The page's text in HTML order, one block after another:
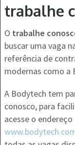
trabalhe
O trabalhe
buscar uma vaga
referência de
modernas como a
A Bodytech tem
conosco, para
acesse o endereço